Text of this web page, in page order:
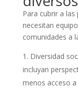
Para cubrir a
necesitan
comunidades a
Diversidad
incluyan
menos acceso